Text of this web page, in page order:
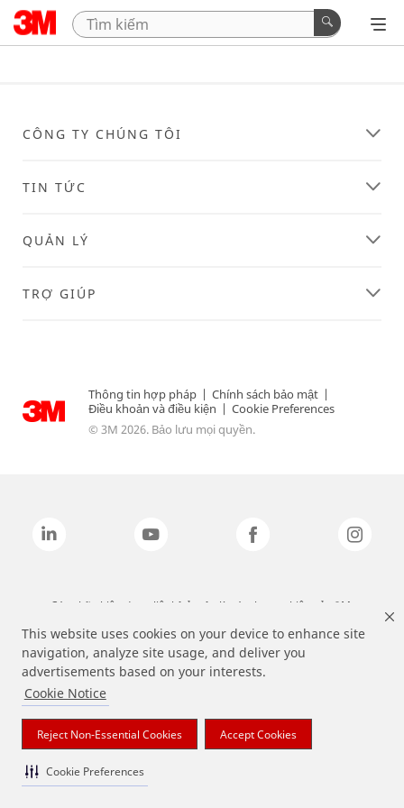
This website uses cookies on your device to enhance site
navigation, analyze site usage, and deliver you
advertisements based on your interests.
Cookie Notice
Reject Non-Essential Cookies Accept Cookies
Cookie Preferences
CÔNG TY CHÚNG TÔI
TIN TỨC
QUẢN LÝ
TRỢ GIÚP
Thông tin hợp pháp | Chính sách bảo mật |
Điều khoản và điều kiện | Cookie Preferences
© 3M 2026. Bảo lưu mọi quyền.
Các nhãn hiệu được liệt kê ở trên là các thương hiệu của 3M.